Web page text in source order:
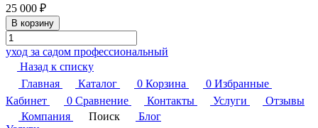
25 000 ₽
В корзину
уход за садом профессиональный
Назад к списку
Главная
Каталог 0 Корзина 0 Избранные
Кабинет
0 Сравнение Контакты Услуги
Отзывы
Компания
Поиск
Блог